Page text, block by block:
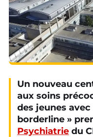
Un nouveau
aux soins
des jeunes
borderline »
Psychiatrie du